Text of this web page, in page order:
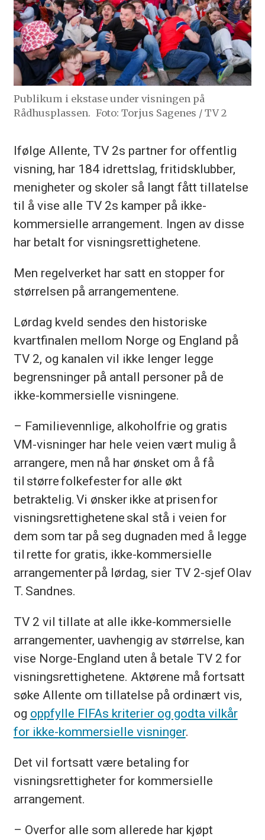
Publikum i ekstase under visningen på
Rådhusplassen. Foto: Torjus Sagenes / TV 2
Ifølge Allente, TV 2s partner for offentlig
visning, har 184 idrettslag, fritidsklubber,
menigheter og skoler så langt fått tillatelse
til å vise alle TV 2s kamper på ikke-
kommersielle arrangement. Ingen av disse
har betalt for visningsrettighetene.
Men regelverket har satt en stopper for
størrelsen på arrangementene.
Lørdag kveld sendes den historiske
kvartfinalen mellom Norge og England på
TV 2, og kanalen vil ikke lenger legge
begrensninger på antall personer på de
ikke-kommersielle visningene.
– Familievennlige, alkoholfrie og gratis
VM-visninger har hele veien vært mulig å
arrangere, men nå har ønsket om å få
til større folkefester for alle økt
betraktelig. Vi ønsker ikke at prisen for
visningsrettighetene skal stå i veien for
dem som tar på seg dugnaden med å legge
til rette for gratis, ikke-kommersielle
arrangementer på lørdag, sier TV 2-sjef Olav
T. Sandnes.
TV 2 vil tillate at alle ikke-kommersielle
arrangementer, uavhengig av størrelse, kan
vise Norge-England uten å betale TV 2 for
visningsrettighetene. Aktørene må fortsatt
søke Allente om tillatelse på ordinært vis,
og oppfylle FIFAs kriterier og godta vilkår
for ikke-kommersielle visninger.
Det vil fortsatt være betaling for
visningsrettigheter for kommersielle
arrangement.
– Overfor alle som allerede har kjøpt